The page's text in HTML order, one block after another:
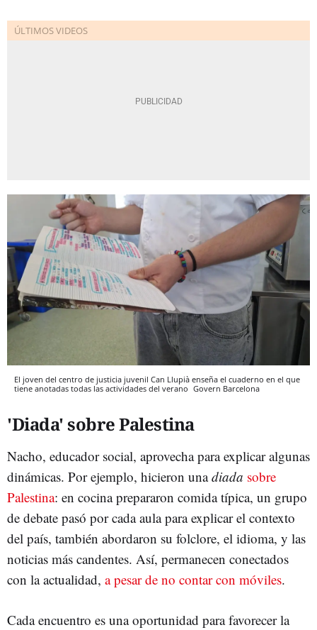
El joven del centro de justicia juvenil Can Llupià enseña el cuaderno en el que
tiene anotadas todas las actividades del verano Govern Barcelona
'Diada' sobre Palestina
Nacho, educador social, aprovecha para explicar algunas
dinámicas. Por ejemplo, hicieron unadiada sobre
Palestina: en cocina prepararon comida típica, un grupo
de debate pasó por cada aula para explicar el contexto
del país, también abordaron su folclore, el idioma, y las
noticias más candentes. Así, permanecen conectados
con la actualidad, a pesar de no contar con móviles.
Cada encuentro es una oportunidad para favorecer la